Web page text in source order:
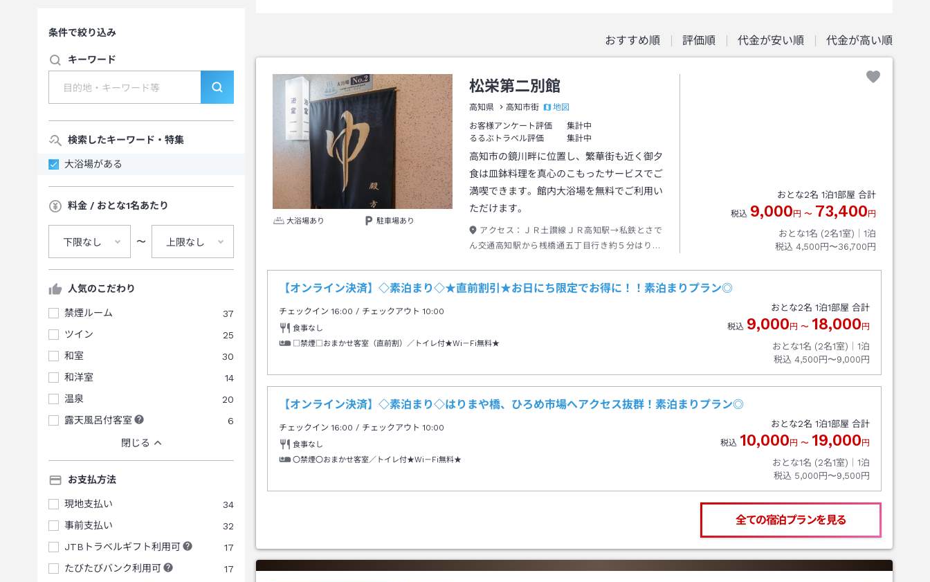
条件で絞り込み
キーワード
検索したキーワード・特集
大浴場がある
料金 / おとな1名あたり
下限なし 〜 上限なし
人気のこだわり
禁煙ルーム
37
ツイン
25
和室
30
和洋室
14
温泉
20
露天風呂付客室
6
閉じる
お支払方法
現地支払い
34
事前支払い
32
JTBトラベルギフト利用可
17
たびたびバンク利用可
17
おすすめ順 評価順 代金が安い順 代金が高い順
大浴場あり 駐車場あり
松栄第二別館
高知県 高知市街
地図
お客様アンケート評価
集計中
るるぶトラベル評価
集計中
高知市の鏡川畔に位置し、繁華街も近く御夕
食は皿鉢料理を真心のこもったサービスでご
満喫できます。館内大浴場を無料でご利用い
ただけます。
アクセス：
ＪＲ土讃線ＪＲ高知駅→私鉄とさで
ん交通高知駅から桟橋通五丁目行き約５分はりま
おとな2名 1泊1部屋 合計
税込 9,000 円 〜 73,400 円
おとな1名 (2名1室)｜ 1泊
税込 4,500円〜36,700円
【オンライン決済】◇素泊まり◇★直前割引★お日にち限定でお得に！！素泊まりプラン◎
チェックイン16:00 / チェックアウト 10:00
食事なし
□禁煙□おまかせ客室（直前割）／トイレ付★Wi－Fi無料★
おとな2名 1泊1部屋 合計
税込 9,000 円 〜 18,000 円
おとな1名 (2名1室)｜ 1泊
税込 4,500円〜9,000円
【オンライン決済】◇素泊まり◇はりまや橋、ひろめ市場へアクセス抜群！素泊まりプラン◎
チェックイン16:00 / チェックアウト 10:00
食事なし
〇禁煙〇おまかせ客室／トイレ付★Wi－Fi無料★
おとな2名 1泊1部屋 合計
税込 10,000 円 〜 19,000 円
おとな1名 (2名1室)｜ 1泊
税込 5,000円〜9,500円
全ての宿泊プランを見る